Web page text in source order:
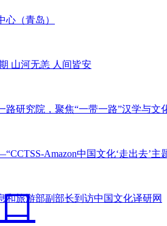
（青岛）
山河无恙 人间皆安
路研究院，聚焦“一带一路”汉学与文
Amazon中国文化‘走出去’主
和旅游部副部长到访中国文化译研网